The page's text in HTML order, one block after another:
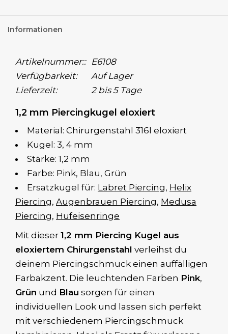
Informationen
Artikelnummer:: E6108
Verfügbarkeit:
Auf Lager
Lieferzeit:
2 bis 5 Tage
1,2 mm Piercingkugel eloxiert
Material: Chirurgenstahl 316l eloxiert
Kugel: 3, 4 mm
Stärke: 1,2 mm
Farbe: Pink, Blau, Grün
Ersatzkugel für: Labret Piercing, Helix
Piercing, Augenbrauen Piercing, Medusa
Piercing, Hufeisenringe
Mit dieser 1,2 mm Piercing Kugel aus
eloxiertem Chirurgenstahl verleihst du
deinem Piercingschmuck einen auffälligen
Farbakzent. Die leuchtenden Farben Pink,
Grün und Blau sorgen für einen
individuellen Look und lassen sich perfekt
mit verschiedenem Piercingschmuck